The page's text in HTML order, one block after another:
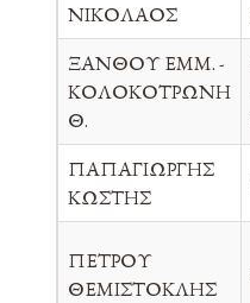
ΝΙΚΟΛΑΟΣ
ΞΑΝΘΟΥ ΕΜΜ. -
ΚΟΛΟΚΟΤΡΩΝΗ
Θ.
ΠΑΠΑΓΙΩΡΓΗΣ
ΚΩΣΤΗΣ
ΠΕΤΡΟΥ
ΘΕΜΙΣΤΟΚΛΗΣ